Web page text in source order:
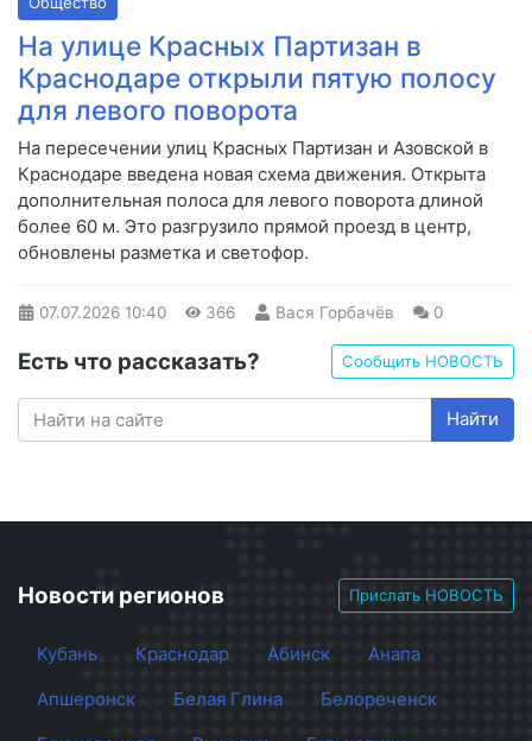
На улице Красных Партизан в
Краснодаре открыли пятую полосу
для левого поворота
На пересечении улиц Красных Партизан и Азовской в
Краснодаре введена новая схема движения. Открыта
дополнительная полоса для левого поворота длиной
более 60 м. Это разгрузило прямой проезд в центр,
обновлены разметка и светофор.
07.07.2026 10:40 366 Вася Горбачёв 0
Есть что рассказать? Сообщить НОВОСТЬ
Найти
Новости регионов Прислать НОВОСТЬ
Кубань Краснодар Абинск
Анапа
Апшеронск
Белая Глина
Белореченск